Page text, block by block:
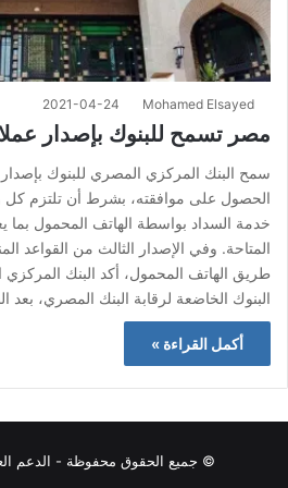
Mohamed Elsayed
2021-04-24
مصر تسمح للبنوك بإصدار
سمح البنك المركزي المصري للبنوك بإصدار
الحصول على موافقته، بشرط أن تلتزم كل
خدمة السداد بواسطة الهاتف المحمول بما
المتاحة. وفي الإصدار الثالث من القواعد
طريق الهاتف المحمول، أكد البنك
البنوك الخاضعة لرقابة البنك المصري،
أكمل القراءة »
© جميع الحقوق محفوظة - الدعم